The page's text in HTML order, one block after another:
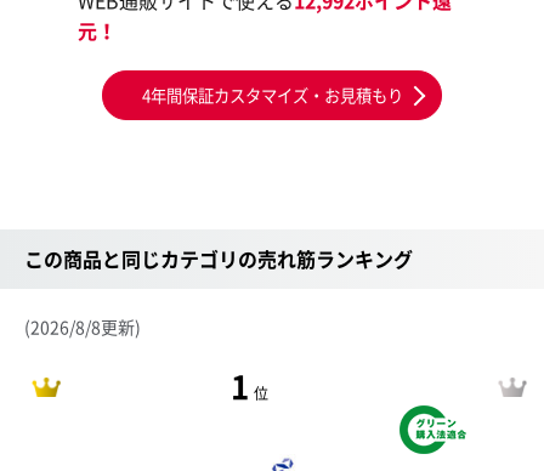
元！
4年間保証カスタマイズ・お見積もり
この商品と同じカテゴリの売れ筋ランキング
(2026/8/8更新)
1 位